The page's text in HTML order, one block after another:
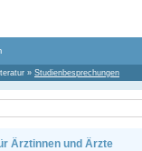
» Studienbesprechungen
Ärztinnen und Ärzte